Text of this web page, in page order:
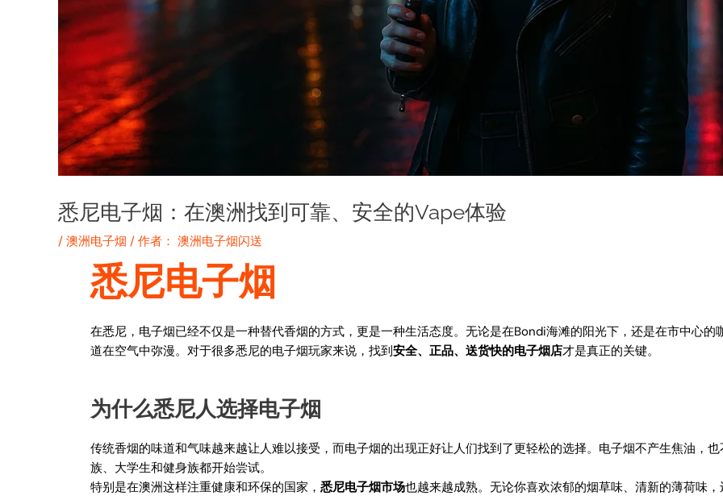
悉尼电子烟：在澳洲找到可靠、安全的Vape体验
/ 澳洲电子烟 / 作者： 澳洲电子烟闪送
悉尼电子烟
在悉尼，电子烟已经不仅是一种替代香烟的方式，更是一种生活态度。无论是在Bondi海滩的阳光下，还是在市中心
道在空气中弥漫。对于很多悉尼的电子烟玩家来说，找到安全、正品、送货快的电子烟店才是真正的关键。
为什么悉尼人选择电子烟
传统香烟的味道和气味越来越让人难以接受，而电子烟的出现正好让人们找到了更轻松的选择。电子烟不产生焦油，
族、大学生和健身族都开始尝试。
特别是在澳洲这样注重健康和环保的国家， 悉尼电子烟市场也越来越成熟。无论你喜欢浓郁的烟草味、清新的薄荷味